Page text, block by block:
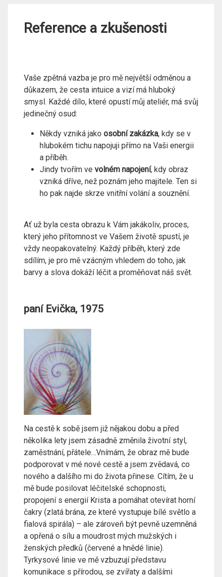
Reference a zkušenosti
Vaše zpětná vazba je pro mě největší odměnou a
důkazem, že cesta intuice a vizí má hluboký
smysl. Každé dílo, které opustí můj ateliér, má svůj
jedinečný osud:
Někdy vzniká jako osobní zakázka, kdy se v
hlubokém tichu napojuji přímo na Vaši energii
a příběh.
Jindy tvořím ve volném napojení, kdy obraz
vzniká dříve, než poznám jeho majitele. Ten si
ho pak najde skrze vnitřní volání a souznění.
Ať už byla cesta obrazu k Vám jakákoliv, proces,
který jeho přítomnost ve Vašem životě spustí, je
vždy neopakovatelný. Každý příběh, který zde
sdílím, je pro mě vzácným vhledem do toho, jak
barvy a slova dokáží léčit a proměňovat náš svět.
paní Evička, 1975
Na cestě k sobě jsem již nějakou dobu a před
několika lety jsem zásadně změnila životní styl,
zaměstnání, přátele…Vnímám, že obraz mě bude
podporovat v mé nové cestě a jsem zvědavá, co
nového a dalšího mi do života přinese. Cítím, že u
mě bude posilovat léčitelské schopnosti,
propojení s energií Krista a pomáhat otevírat horní
čakry (zlatá brána, ze které vystupuje bílé světlo a
fialová spirála) – ale zároveň být pevně uzemněná
a opřená o sílu a moudrost mých mužských i
ženských předků (červené a hnědé linie).
Tyrkysové linie ve mě vzbuzují představu
komunikace s přírodou, se zvířaty a dalšími